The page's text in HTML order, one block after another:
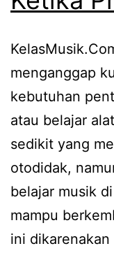
menganggap
kebutuhan
atau belajar
sedikit yang
otodidak,
belajar musik
mampu
ini